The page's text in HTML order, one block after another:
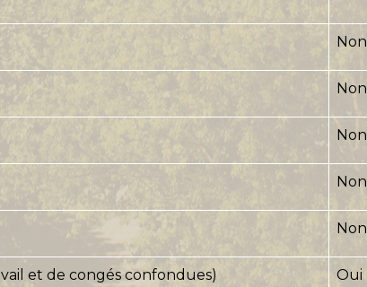
Non
Non
Non
Non
Non
et de congés confondues) Oui